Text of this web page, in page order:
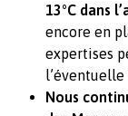
13°C dans
encore en
expertises
Nous